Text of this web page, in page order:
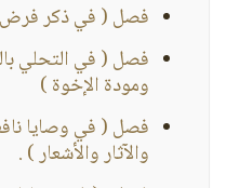
فصل ( في ذكر فرض
فصل ( في التحلي
ومودة الإخوة )
فصل ( في وصايا
والآثار والأشعار ) .